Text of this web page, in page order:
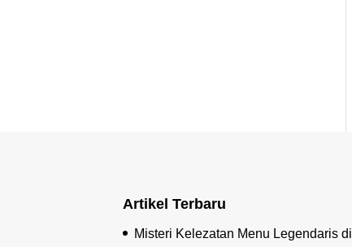
Artikel Terbaru
Misteri Kelezatan Menu Legendaris di